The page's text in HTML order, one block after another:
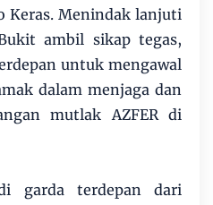
Keras. Menindak lanjuti
ambil sikap tegas,
untuk mengawal
dalam menjaga dan
mutlak AZFER di
garda terdepan dari